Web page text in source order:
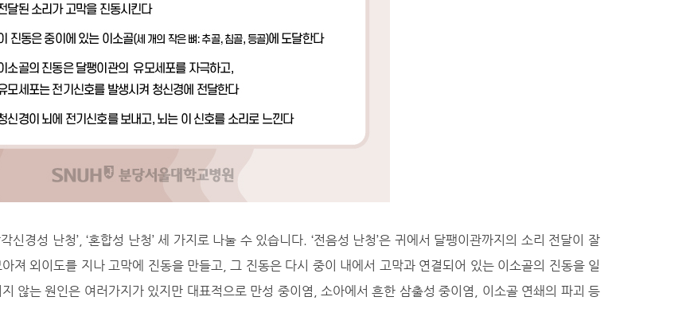
신경성 난청’, ‘혼합성 난청’ 세 가지로 나눌 수 있습니다. ‘전음성 난청’은 귀에서 달팽이관까지의 소리 전달이 잘
져 외이도를 지나 고막에 진동을 만들고, 그 진동은 다시 중이 내에서 고막과 연결되어 있는 이소골의 진동을 일
않는 원인은 여러가지가 있지만 대표적으로 만성 중이염, 소아에서 흔한 삼출성 중이염, 이소골 연쇄의 파괴 등